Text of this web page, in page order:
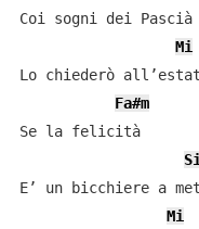
Coi sogni dei Pascià
Mi
Lo chiederò
Fa#m
Se la felicità
E’ un bicchiere a
Mi